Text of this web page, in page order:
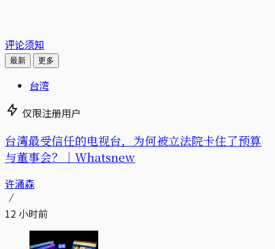
评论须知
最新 更多
台湾
仅限注册用户
台湾最受信任的电视台，为何被立法院卡住了预算
与董事会？｜Whatsnew
许涌森
12 小时前